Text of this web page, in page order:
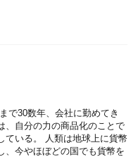
で30数年、会社に勤めてき
、自分の力の商品化のことで
ている。 人類は地球上に貨幣
、今やほぼどの国でも貨幣を